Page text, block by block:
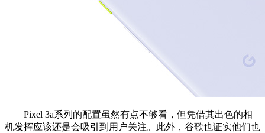
Pixel 3a系列的配置虽然有点不够看，但凭借其出色的相
机发挥应该还是会吸引到用户关注。此外，谷歌也证实他们也